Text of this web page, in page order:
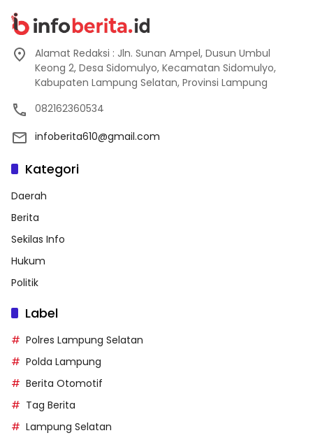
Alamat Redaksi : Jln. Sunan Ampel, Dusun Umbul
Keong 2, Desa Sidomulyo, Kecamatan Sidomulyo,
Kabupaten Lampung Selatan, Provinsi Lampung
082162360534
infoberita610@gmail.com
Kategori
Daerah
Berita
Sekilas Info
Hukum
Politik
Label
Polres Lampung Selatan
Polda Lampung
Berita Otomotif
Tag Berita
Lampung Selatan